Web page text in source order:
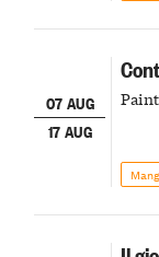
07 AUG
17 AUG